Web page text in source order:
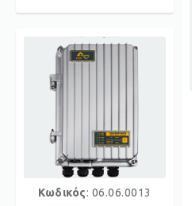
Κωδικός: 06.06.0013